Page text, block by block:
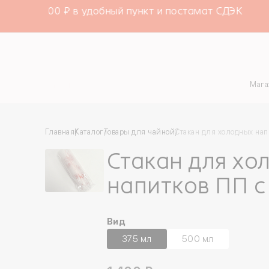
от 4000 ₽ в удобный пункт и постамат СДЭК
ГлавнаяКаталогТовары для чайнойСтакан для холодных
Стакан для
напитков ПП
Вид
375 мл
500 мл